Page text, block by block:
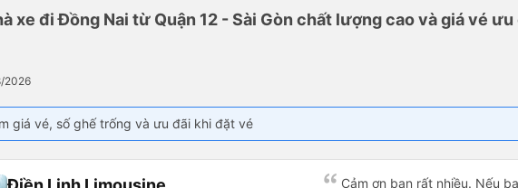
xe đi Đồng Nai từ Quận 12 - Sài Gòn chất lượng cao và giá vé ưu
2026
giá vé, số ghế trống và ưu đãi khi đặt vé
Cảm ơn bạn rất nhiều. Nếu